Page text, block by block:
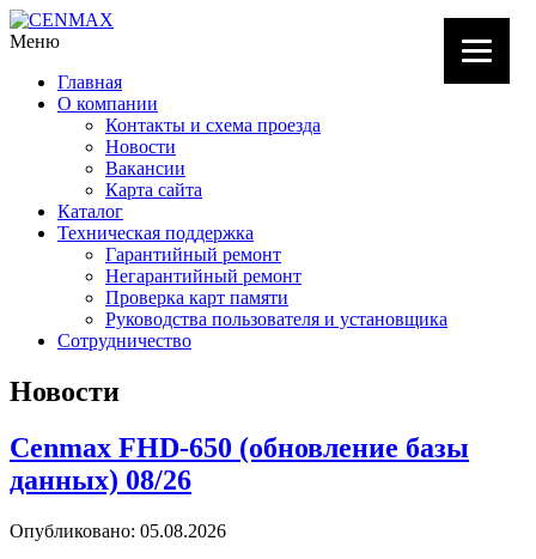
Меню
Главная
О компании
Контакты и схема проезда
Новости
Вакансии
Карта сайта
Каталог
Техническая поддержка
Гарантийный ремонт
Негарантийный ремонт
Проверка карт памяти
Руководства пользователя и установщика
Сотрудничество
Новости
Cenmax FHD-650 (обновление базы
данных) 08/26
Опубликовано: 05.08.2026